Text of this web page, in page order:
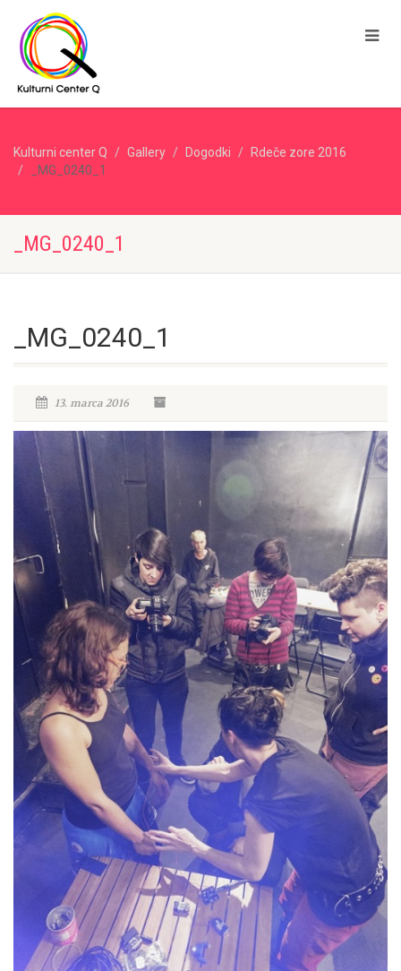
Kulturni center Q Gallery Dogodki
Rdeče zore 2016
_MG_0240_1
_MG_0240_1
_MG_0240_1
13. marca 2016